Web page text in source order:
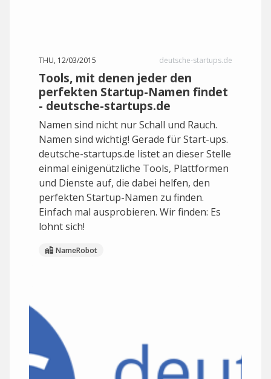
THU, 12/03/2015 deutsche-startups.de
Tools, mit denen jeder den
perfekten Startup-Namen findet
- deutsche-startups.de
Namen sind nicht nur Schall und Rauch.
Namen sind wichtig! Gerade für Start-ups.
deutsche-startups.de listet an dieser Stelle
einmal einigenützliche Tools, Plattformen
und Dienste auf, die dabei helfen, den
perfekten Startup-Namen zu finden.
Einfach mal ausprobieren. Wir finden: Es
lohnt sich!
NameRobot